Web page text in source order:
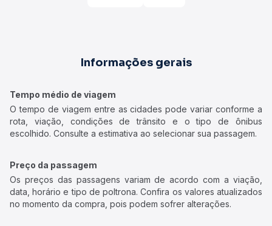
Informações gerais
Tempo médio de viagem
O tempo de viagem entre as cidades pode variar conforme a
rota, viação, condições de trânsito e o tipo de ônibus
escolhido. Consulte a estimativa ao selecionar sua passagem.
Preço da passagem
Os preços das passagens variam de acordo com a viação,
data, horário e tipo de poltrona. Confira os valores atualizados
no momento da compra, pois podem sofrer alterações.